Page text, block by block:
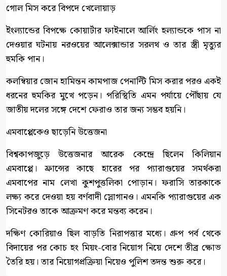
গোল মিস করে বিপদে খেলোয়াড়
ইংল্যান্ডের বিপক্ষে কোয়ার্টার ফাইনালে আর্লিং হল্যান্ডকে পাস না
দেওয়ার ঘটনায় নরওয়ের আলেক্সান্ডার সরলথ ও তার স্ত্রী মৃত্যুর
হুমকি পান।
কলম্বিয়ার জোন হামিন্তন কামপাজ পেনাল্টি মিস করার পরও একই
ধরনের হুমকির মুখে পড়েন। পরিস্থিতি এমন পর্যায়ে পৌঁছায় যে
জাতীয় দলের সঙ্গে দেশে ফেরাও তার জন্য সম্ভব হয়নি।
এমবাপ্পেকেও ছাড়েনি উত্তেজনা
বিশ্বকাপজুড়ে উত্তেজনার আরেক কেন্দ্রে ছিলেন কিলিয়ান
এমবাপ্পে। ফ্রান্সের কাছে হারের পর প্যারাগুয়ের সমর্থকরা
এমবাপের নাম লেখা কুশপুত্তলিকা পোড়ান। ফরাসি তারকাকে
লক্ষ্য করে দেওয়া হয় বর্ণবাদী স্লোগানও। এমনকি প্যারাগুয়ের এক
সিনেটরও তাকে আক্রমণ করে মন্তব্য করেন।
দক্ষিণ কোরিয়াও ছিল বাড়তি নিরাপত্তার মধ্যে। গ্রুপ পর্ব থেকে
বিদায়ের পর কোচ হং মিয়ং-বোর নিয়োগ নিয়ে দেশে তীব্র ক্ষোভ
তৈরি হয়। তার নিয়োগপ্রক্রিয়া নিয়েও পুলিশ তদন্ত শুরু করে।